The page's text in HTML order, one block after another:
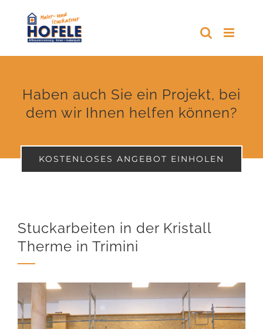
Haben auch Sie ein Projekt, bei
dem wir Ihnen helfen können?
KOSTENLOSES ANGEBOT EINHOLEN
Stuckarbeiten in der Kristall
Therme in Trimini